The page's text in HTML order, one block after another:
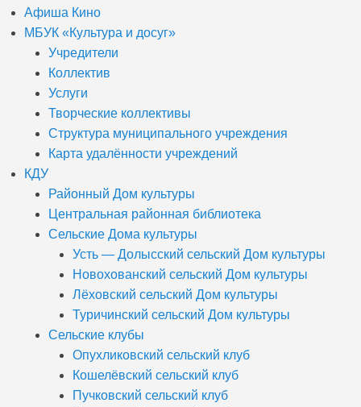
Афиша Кино
МБУК «Культура и досуг»
Учредители
Коллектив
Услуги
Творческие коллективы
Структура муниципального учреждения
Карта удалённости учреждений
КДУ
Районный Дом культуры
Центральная районная библиотека
Сельские Дома культуры
Усть — Долысский сельский Дом культуры
Новохованский сельский Дом культуры
Лёховский сельский Дом культуры
Туричинский сельский Дом культуры
Сельские клубы
Опухликовский сельский клуб
Кошелёвский сельский клуб
Пучковский сельский клуб